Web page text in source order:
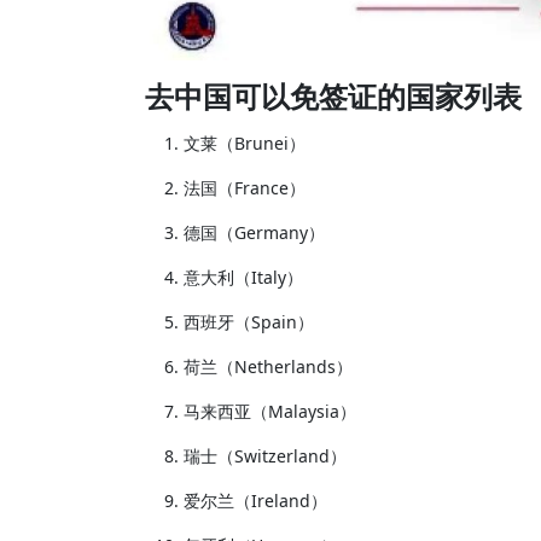
去中国可以免签证的国家列表
文莱（Brunei）
法国（France）
德国（Germany）
意大利（Italy）
西班牙（Spain）
荷兰（Netherlands）
马来西亚（Malaysia）
瑞士（Switzerland）
爱尔兰（Ireland）